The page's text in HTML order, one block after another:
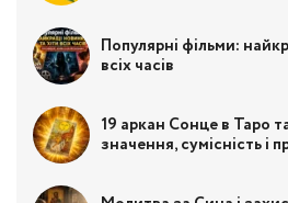
Популярні фільми:
всіх часів
19 аркан Сонце в Таро
значення, сумісність і